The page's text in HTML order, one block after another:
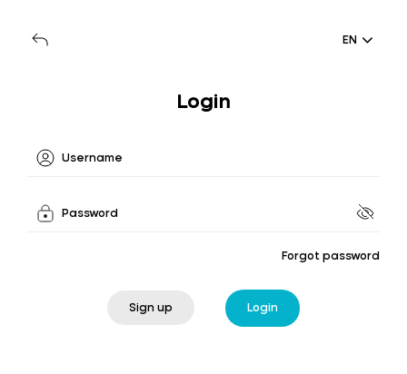
EN
Login
Forgot password
Sign up Login